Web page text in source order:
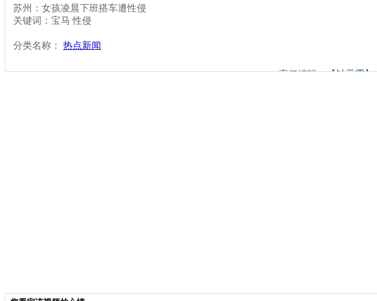
苏州：女孩凌晨下班搭车遭性侵
关键词：宝马 性侵
分类名称： 热点新闻
责任编辑：【钟元霞】